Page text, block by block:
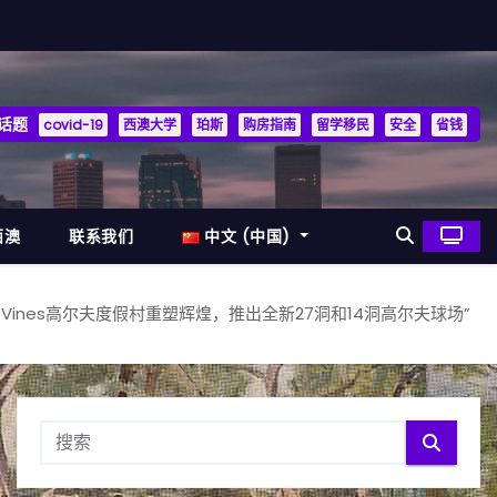
题 covid-19 西澳大学 珀斯 购房指南 留学移民 安全 省钱
澳 联系我们 中文 (中国)
高尔夫度假村重塑辉煌，推出全新27洞和14洞高尔夫球场”